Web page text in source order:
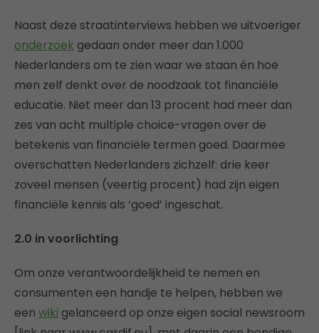
Naast deze straatinterviews hebben we uitvoeriger
onderzoek gedaan onder meer dan 1.000
Nederlanders om te zien waar we staan én hoe
men zelf denkt over de noodzaak tot financiële
educatie. Niet meer dan 13 procent had meer dan
zes van acht multiple choice-vragen over de
betekenis van financiële termen goed. Daarmee
overschatten Nederlanders zichzelf: drie keer
zoveel mensen (veertig procent) had zijn eigen
financiële kennis als ‘goed’ ingeschat.
2.0 in voorlichting
Om onze verantwoordelijkheid te nemen en
consumenten een handje te helpen, hebben we
een wiki gelanceerd op onze eigen social newsroom